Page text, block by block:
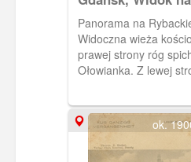
Pobrzeże i kościół
Panorama na
Widoczna wieża
prawej strony róg
Ołowianka. Z lewej
Rybackiego Pobrzeża
ok.